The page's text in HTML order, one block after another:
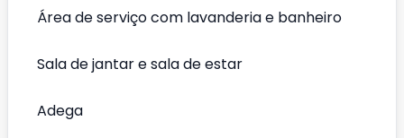
Área de serviço com lavanderia e banheiro
Sala de jantar e sala de estar
Adega